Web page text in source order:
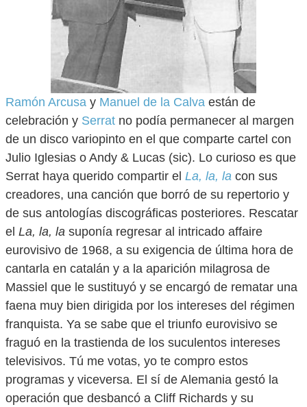
Ramón Arcusa y Manuel de la Calva están de
celebración y Serrat no podía permanecer al margen
de un disco variopinto en el que comparte cartel con
Julio Iglesias o Andy & Lucas (sic). Lo curioso es que
Serrat haya querido compartir el La, la, la con sus
creadores, una canción que borró de su repertorio y
de sus antologías discográficas posteriores. Rescatar
el La, la, la suponía regresar al intricado affaire
eurovisivo de 1968, a su exigencia de última hora de
cantarla en catalán y a la aparición milagrosa de
Massiel que le sustituyó y se encargó de rematar una
faena muy bien dirigida por los intereses del régimen
franquista. Ya se sabe que el triunfo eurovisivo se
fraguó en la trastienda de los suculentos intereses
televisivos. Tú me votas, yo te compro estos
programas y viceversa. El sí de Alemania gestó la
operación que desbancó a Cliff Richards y su